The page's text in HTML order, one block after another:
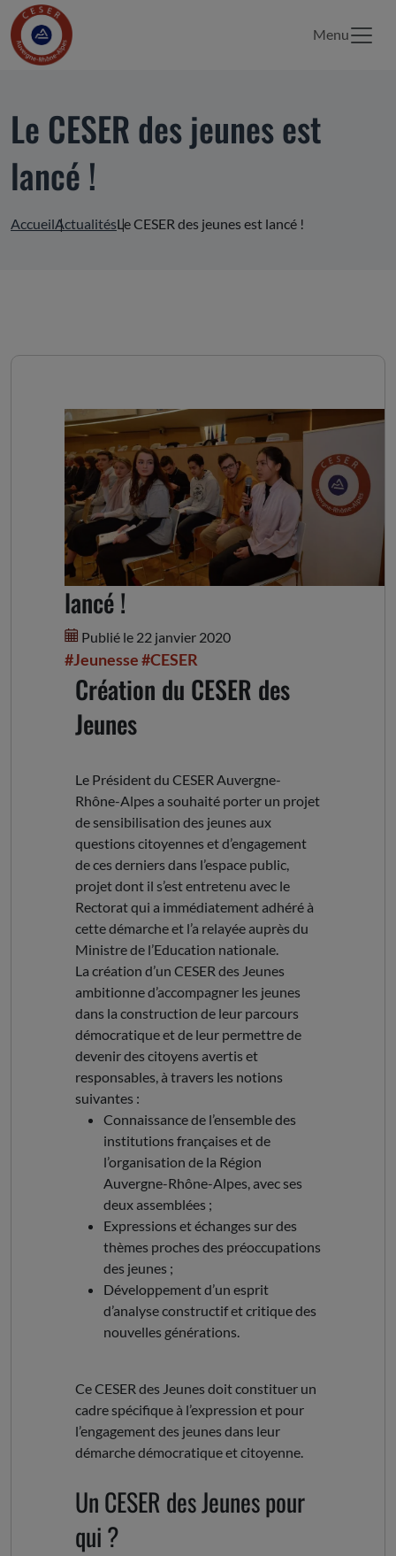
Menu
Le CESER des jeunes est
lancé !
AccueilActualitésLe CESER des jeunes est lancé !
Le CESER des jeunes est
lancé !
Publié le 22 janvier 2020
#Jeunesse#CESER
Création du CESER des
Jeunes
Le Président du CESER Auvergne-
Rhône-Alpes a souhaité porter un projet
de sensibilisation des jeunes aux
questions citoyennes et d’engagement
de ces derniers dans l’espace public,
projet dont il s’est entretenu avec le
Rectorat qui a immédiatement adhéré à
cette démarche et l’a relayée auprès du
Ministre de l’Education nationale.
La création d’un CESER des Jeunes
ambitionne d’accompagner les jeunes
dans la construction de leur parcours
démocratique et de leur permettre de
devenir des citoyens avertis et
responsables, à travers les notions
suivantes :
Connaissance de l’ensemble des
institutions françaises et de
l’organisation de la Région
Auvergne-Rhône-Alpes, avec ses
deux assemblées ;
Expressions et échanges sur des
thèmes proches des préoccupations
des jeunes ;
Développement d’un esprit
d’analyse constructif et critique des
nouvelles générations.
Ce CESER des Jeunes doit constituer un
cadre spécifique à l’expression et pour
l’engagement des jeunes dans leur
démarche démocratique et citoyenne.
Un CESER des Jeunes pour
qui ?